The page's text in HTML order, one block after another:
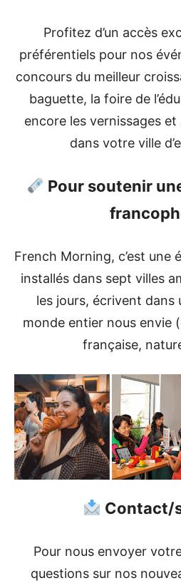
Profitez d’un accès
préférentiels pour nos
concours du meilleur
baguette, la foire de
encore les vernissages
dans votre ville
Pour soutenir
French Morning, c’est une
installés dans sept villes
les jours, écrivent dans
monde entier nous envie
française,
Contact/
Pour nous envoyer
questions sur nos